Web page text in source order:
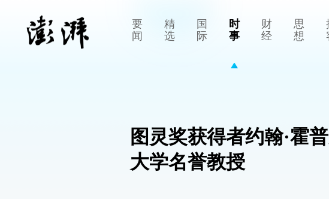
要
闻
精
选
国
际
时
事
财
经
思
想
图灵奖获得者约翰·霍
大学名誉教授